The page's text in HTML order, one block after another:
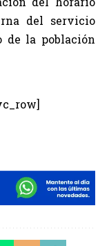
del servicio
de la población